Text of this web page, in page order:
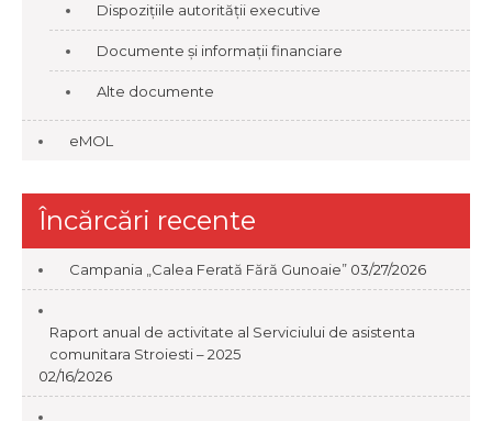
Dispozițiile autorității executive
Documente și informații financiare
Alte documente
eMOL
Încărcări recente
Campania „Calea Ferată Fără Gunoaie” 03/27/2026
Raport anual de activitate al Serviciului de asistenta
comunitara Stroiesti – 2025
02/16/2026